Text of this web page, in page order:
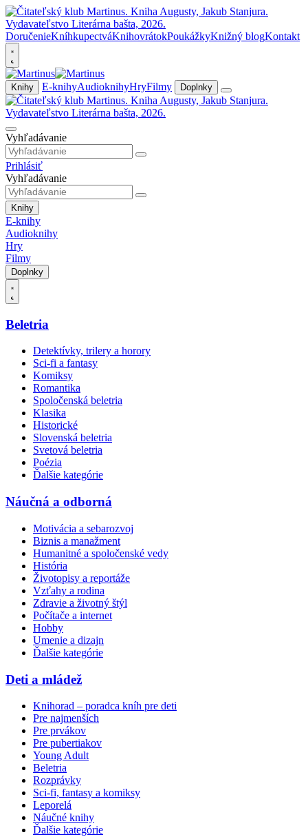
DoručenieKníhkupectváKnihovrátokPoukážkyKnižný blogKontakt
Knihy E-knihyAudioknihyHryFilmy Doplnky
Vyhľadávanie
Prihlásiť
Vyhľadávanie
Knihy
E-knihy
Audioknihy
Hry
Filmy
Doplnky
Beletria
Detektívky, trilery a horory
Sci-fi a fantasy
Komiksy
Romantika
Spoločenská beletria
Klasika
Historické
Slovenská beletria
Svetová beletria
Poézia
Ďalšie kategórie
Náučná a odborná
Motivácia a sebarozvoj
Biznis a manažment
Humanitné a spoločenské vedy
História
Životopisy a reportáže
Vzťahy a rodina
Zdravie a životný štýl
Počítače a internet
Hobby
Umenie a dizajn
Ďalšie kategórie
Deti a mládež
Knihorad – poradca kníh pre deti
Pre najmenších
Pre prvákov
Pre pubertiakov
Young Adult
Beletria
Rozprávky
Sci-fi, fantasy a komiksy
Leporelá
Náučné knihy
Ďalšie kategórie